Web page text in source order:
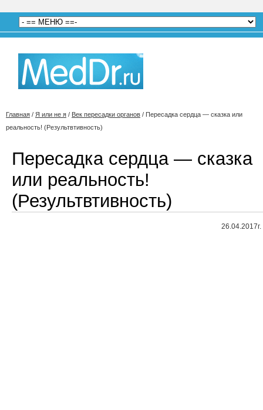
Главная / Я или не я / Век пересадки органов / Пересадка сердца — сказка или
реальность! (Результвтивность)
Пересадка сердца — сказка
или реальность!
(Результвтивность)
26.04.2017г.